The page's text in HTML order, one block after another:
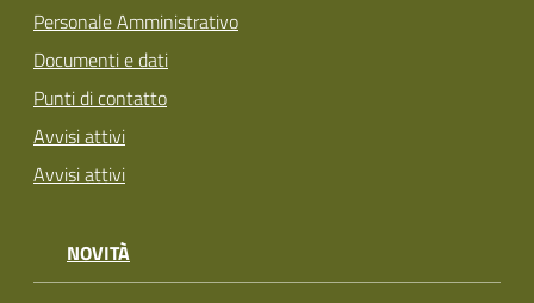
Personale Amministrativo
Documenti e dati
Punti di contatto
Avvisi attivi
Avvisi attivi
NOVITÀ